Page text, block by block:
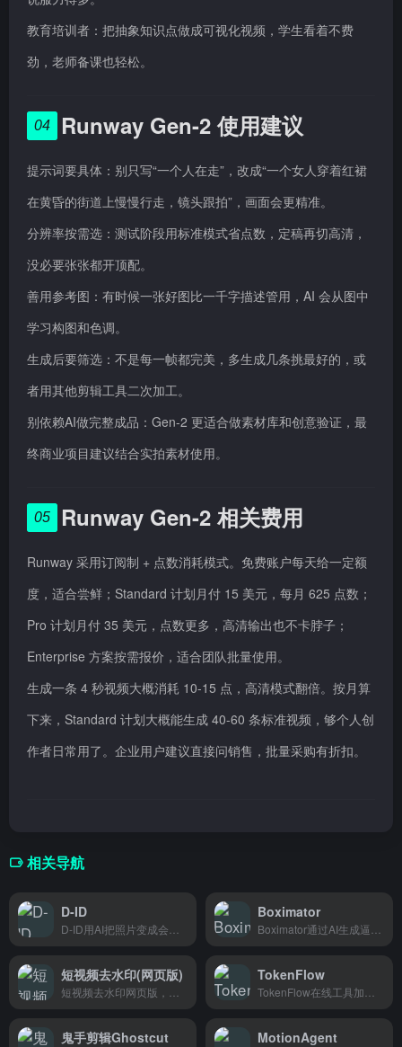
教育培训者：把抽象知识点做成可视化视频，学生看着不费
劲，老师备课也轻松。
04 Runway Gen-2 使用建议
提示词要具体：别只写“一个人在走”，改成“一个女人穿着红裙
在黄昏的街道上慢慢行走，镜头跟拍”，画面会更精准。
分辨率按需选：测试阶段用标准模式省点数，定稿再切高清，
没必要张张都开顶配。
善用参考图：有时候一张好图比一千字描述管用，AI 会从图中
学习构图和色调。
生成后要筛选：不是每一帧都完美，多生成几条挑最好的，或
者用其他剪辑工具二次加工。
别依赖AI做完整成品：Gen-2 更适合做素材库和创意验证，最
终商业项目建议结合实拍素材使用。
05 Runway Gen-2 相关费用
Runway 采用订阅制 + 点数消耗模式。免费账户每天给一定额
度，适合尝鲜；Standard 计划月付 15 美元，每月 625 点数；
Pro 计划月付 35 美元，点数更多，高清输出也不卡脖子；
Enterprise 方案按需报价，适合团队批量使用。
生成一条 4 秒视频大概消耗 10-15 点，高清模式翻倍。按月算
下来，Standard 计划大概能生成 40-60 条标准视频，够个人创
作者日常用了。企业用户建议直接问销售，批量采购有折扣。
相关导航
D-ID Boximator
短视频去水印(网页版) TokenFlow
鬼手剪辑Ghostcut MotionAgent